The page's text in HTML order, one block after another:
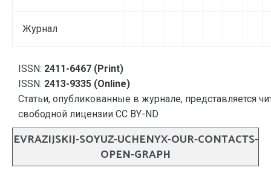
Журнал
ISSN: 2411-6467 (Print)
ISSN: 2413-9335 (Online)
Статьи, опубликованные в журнале, представляется
свободной лицензии CC BY-ND
EVRAZIJSKIJ-SOYUZ-UCHENYX-OUR-CONTACTS-
OPEN-GRAPH